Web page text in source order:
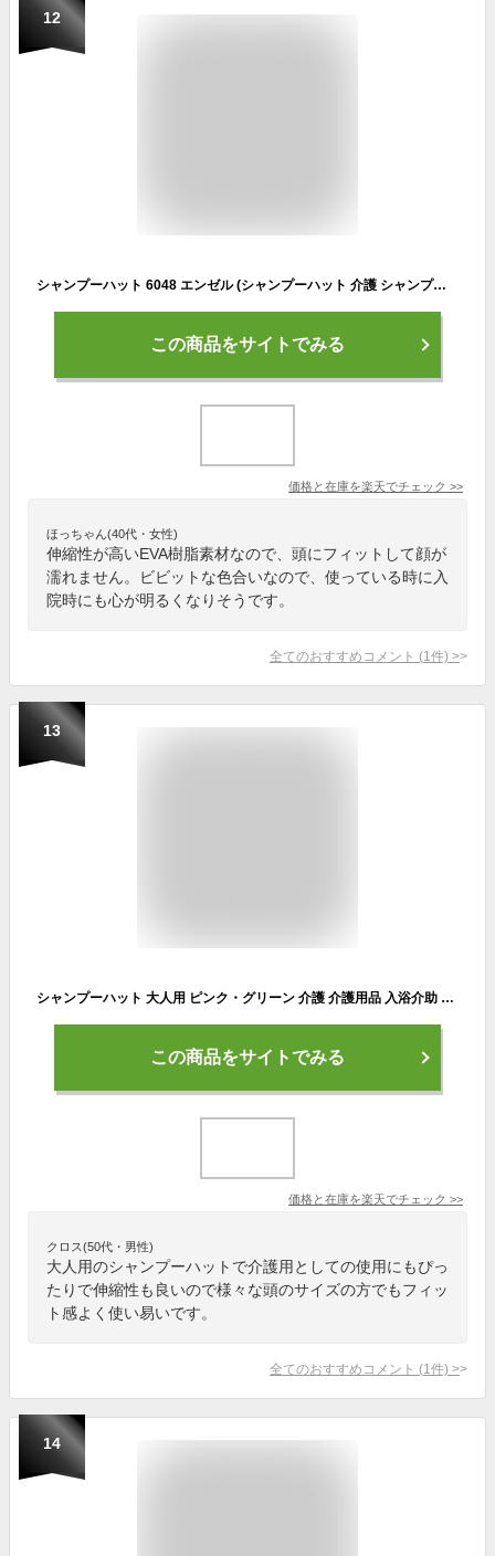
12
シャンプーハット 6048 エンゼル (シャンプーハット 介護 シャンプーハット 大人用 介護 風呂) 介護用品
この商品をサイトでみる
価格と在庫を楽天でチェック >>
ほっちゃん(40代・女性)
伸縮性が高いEVA樹脂素材なので、頭にフィットして顔が
濡れません。ビビットな色合いなので、使っている時に入
院時にも心が明るくなりそうです。
全てのおすすめコメント (1 件) >
13
シャンプーハット 大人用 ピンク・グリーン 介護 介護用品 入浴介助 入浴グッズ 伸縮性 お風呂用品 目の保護 顔の保護
この商品をサイトでみる
価格と在庫を楽天でチェック >>
クロス(50代・男性)
大人用のシャンプーハットで介護用としての使用にもぴっ
たりで伸縮性も良いので様々な頭のサイズの方でもフィッ
ト感よく使い易いです。
全てのおすすめコメント (1 件) >
14